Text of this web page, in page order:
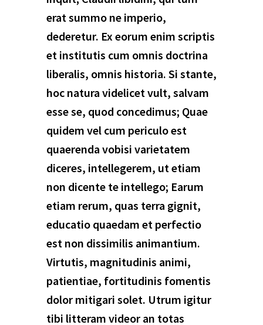
erat summo ne imperio,
dederetur. Ex eorum enim scriptis
et institutis cum omnis doctrina
liberalis, omnis historia. Si stante,
hoc natura videlicet vult, salvam
esse se, quod concedimus; Quae
quidem vel cum periculo est
quaerenda vobisi varietatem
diceres, intellegerem, ut etiam
non dicente te intellego; Earum
etiam rerum, quas terra gignit,
educatio quaedam et perfectio
est non dissimilis animantium.
Virtutis, magnitudinis animi,
patientiae, fortitudinis fomentis
dolor mitigari solet. Utrum igitur
tibi litteram videor an totas